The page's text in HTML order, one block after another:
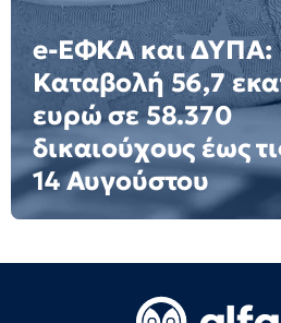
e-ΕΦΚΑ και ΔΥΠΑ:
Καταβολή 56,7
ευρώ σε 58.370
δικαιούχους έως
14 Αυγούστου